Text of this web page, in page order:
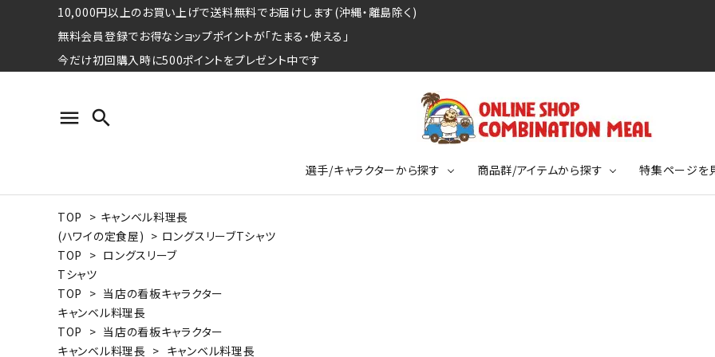
10,000円以上のお買い上げで送料無料でお届けします(沖縄・離島除く)
無料会員登録でお得なショップポイントが「たまる・使える」
今だけ初回購入時に500ポイントをプレゼント中です
menu search
選手/キャラクターから探す
プロ野球選手コレクション
日本プロサッカー選手会シリーズ
水泳競技選手コレクション
商品群/アイテムから探す
Tシャツ
パーカー
期間限定販売アイテム
特集ページを
特集ページ
ウォーレン･クロマティ
特集ページ
競走馬コレクション
TOP > キャンベル料理長
(ハワイの定食屋) > ロングスリーブTシャツ
TOP > ロングスリーブ
Tシャツ
TOP > 当店の看板キャラクター
キャンベル料理長
TOP > 当店の看板キャラクター
キャンベル料理長 > キャンベル料理長